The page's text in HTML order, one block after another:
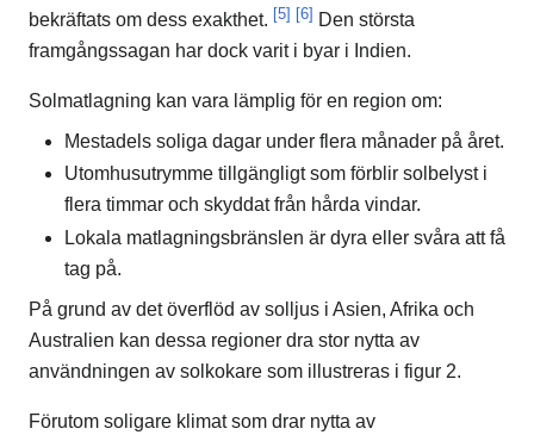
bekräftats om dess exakthet. [5] [6] Den största
framgångssagan har dock varit i byar i Indien.
Solmatlagning kan vara lämplig för en region om:
Mestadels soliga dagar under flera månader på året.
Utomhusutrymme tillgängligt som förblir solbelyst i
flera timmar och skyddat från hårda vindar.
Lokala matlagningsbränslen är dyra eller svåra att få
tag på.
På grund av det överflöd av solljus i Asien, Afrika och
Australien kan dessa regioner dra stor nytta av
användningen av solkokare som illustreras i figur 2.
Förutom soligare klimat som drar nytta av